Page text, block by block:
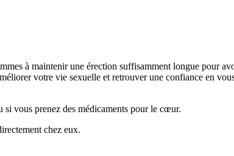
à maintenir une érection suffisamment longue pour
votre vie sexuelle et retrouver une confiance en
si vous prenez des médicaments pour le cœur.
chez eux.